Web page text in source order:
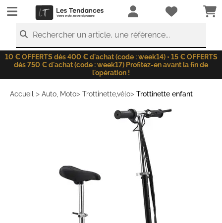
LesTendances.fr
Rechercher un article, une référence...
10 € OFFERTS dès 400 € d'achat (code : week14) • 15 € OFFERTS
dès 750 € d'achat (code : week17) Profitez-en avant la fin de
l'opération !
Accueil > Auto, Moto> Trottinette,vélo> Trottinette enfant